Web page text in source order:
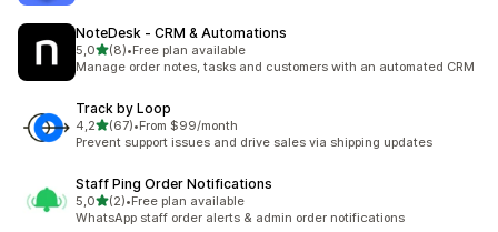
NoteDesk ‑ CRM & Automations
5,0/ 5 tähteä
(8)
8 arvostelua yhteensä
•Free plan available
Manage order notes, tasks and customers with an automated CRM
Track by Loop
4,2/ 5 tähteä
(67)
67 arvostelua yhteensä
•From $99/month
Prevent support issues and drive sales via shipping updates
Staff Ping Order Notifications
5,0/ 5 tähteä
(2)
2 arvostelua yhteensä
•Free plan available
WhatsApp staff order alerts & admin order notifications